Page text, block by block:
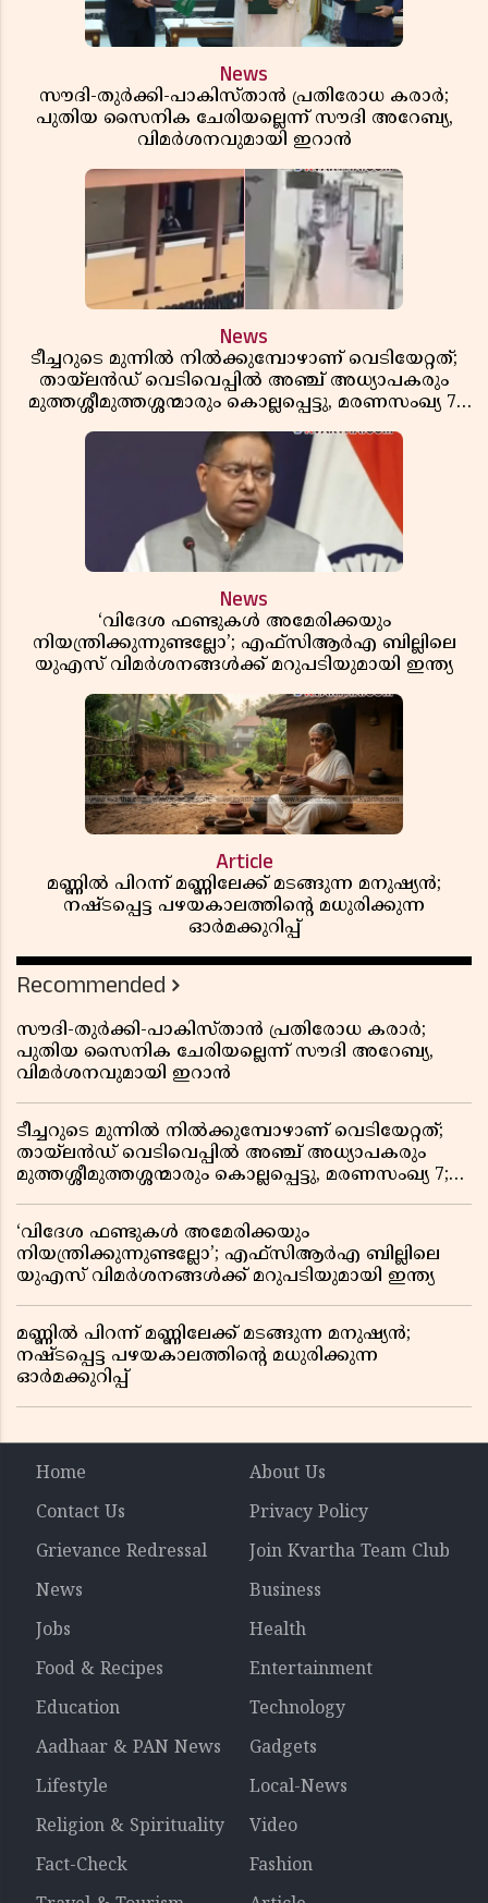
News
സൗദി-തുർക്കി-പാകിസ്താൻ പ്രതിരോധ കരാർ;
പുതിയ സൈനിക ചേരിയല്ലെന്ന് സൗദി അറേബ്യ,
വിമർശനവുമായി ഇറാൻ
News
ടീച്ചറുടെ മുന്നിൽ നിൽക്കുമ്പോഴാണ് വെടിയേറ്റത്;
തായ്‌ലൻഡ് വെടിവെപ്പിൽ അഞ്ച് അധ്യാപകരും
മുത്തശ്ശീമുത്തശ്ശന്മാരും കൊല്ലപ്പെട്ടു, മരണസംഖ്യ 7;
News
‘വിദേശ ഫണ്ടുകൾ അമേരിക്കയും
നിയന്ത്രിക്കുന്നുണ്ടല്ലോ’; എഫ്സിആർഎ ബില്ലിലെ
യുഎസ് വിമർശനങ്ങൾക്ക് മറുപടിയുമായി ഇന്ത്യ
Article
മണ്ണിൽ പിറന്ന് മണ്ണിലേക്ക് മടങ്ങുന്ന മനുഷ്യൻ;
നഷ്ടപ്പെട്ട പഴയകാലത്തിൻ്റെ മധുരിക്കുന്ന
ഓർമക്കുറിപ്പ്
Recommended
സൗദി-തുർക്കി-പാകിസ്താൻ പ്രതിരോധ കരാർ;
പുതിയ സൈനിക ചേരിയല്ലെന്ന് സൗദി അറേബ്യ,
വിമർശനവുമായി ഇറാൻ
ടീച്ചറുടെ മുന്നിൽ നിൽക്കുമ്പോഴാണ് വെടിയേറ്റത്;
തായ്‌ലൻഡ് വെടിവെപ്പിൽ അഞ്ച് അധ്യാപകരും
മുത്തശ്ശീമുത്തശ്ശന്മാരും കൊല്ലപ്പെട്ടു, മരണസംഖ്യ 7;
‘വിദേശ ഫണ്ടുകൾ അമേരിക്കയും
നിയന്ത്രിക്കുന്നുണ്ടല്ലോ’; എഫ്സിആർഎ ബില്ലിലെ
യുഎസ് വിമർശനങ്ങൾക്ക് മറുപടിയുമായി ഇന്ത്യ
മണ്ണിൽ പിറന്ന് മണ്ണിലേക്ക് മടങ്ങുന്ന മനുഷ്യൻ;
നഷ്ടപ്പെട്ട പഴയകാലത്തിൻ്റെ മധുരിക്കുന്ന
ഓർമക്കുറിപ്പ്
Home
About Us
Contact Us
Privacy Policy
Grievance Redressal
Join Kvartha Team Club
News
Business
Jobs
Health
Food & Recipes
Entertainment
Education
Technology
Aadhaar & PAN News
Gadgets
Lifestyle
Local-News
Religion & Spirituality
Video
Fact-Check
Fashion